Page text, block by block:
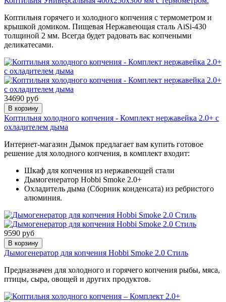
Коптильня горячего и холодного копчения с термометром и
крышкой домиком. Пищевая Нержавеющая сталь AiSi-430
толщиной 2 мм. Всегда будет радовать вас копчеными
деликатесами.
34690 руб
В корзину
Коптильня холодного копчения - Комплект нержавейка 2.0+ с
охладителем дыма
Интернет-магазин Дымок предлагает вам купить готовое
решение для холодного копчения, в комплект входит:
Шкаф для копчения из нержавеющей стали
Дымогенератор Hobbi Smoke 2.0+
Охладитель дыма (Сборник конденсата) из ребристого
алюминия.
9590 руб
В корзину
Дымогенератор для копчения Hobbi Smoke 2.0 Стиль
Предназначен для холодного и горячего копчения рыбы, мяса,
птицы, сыра, овощей и других продуктов.